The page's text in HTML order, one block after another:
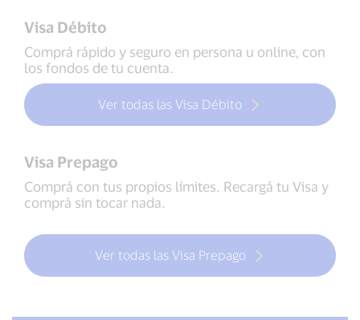
Visa Débito
Comprá rápido y seguro en persona u online, con
los fondos de tu cuenta.
Ver todas las Visa Débito
Visa Prepago
Comprá con tus propios límites. Recargá tu Visa y
comprá sin tocar nada.
Ver todas las Visa Prepago